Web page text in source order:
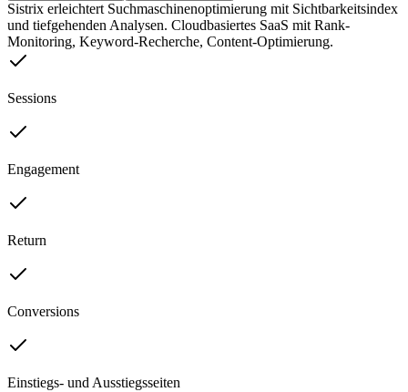
Sistrix erleichtert Suchmaschinenoptimierung mit Sichtbarkeitsindex
und tiefgehenden Analysen. Cloudbasiertes SaaS mit Rank-
Monitoring, Keyword-Recherche, Content-Optimierung.
Sessions
Engagement
Return
Conversions
Einstiegs- und Ausstiegsseiten